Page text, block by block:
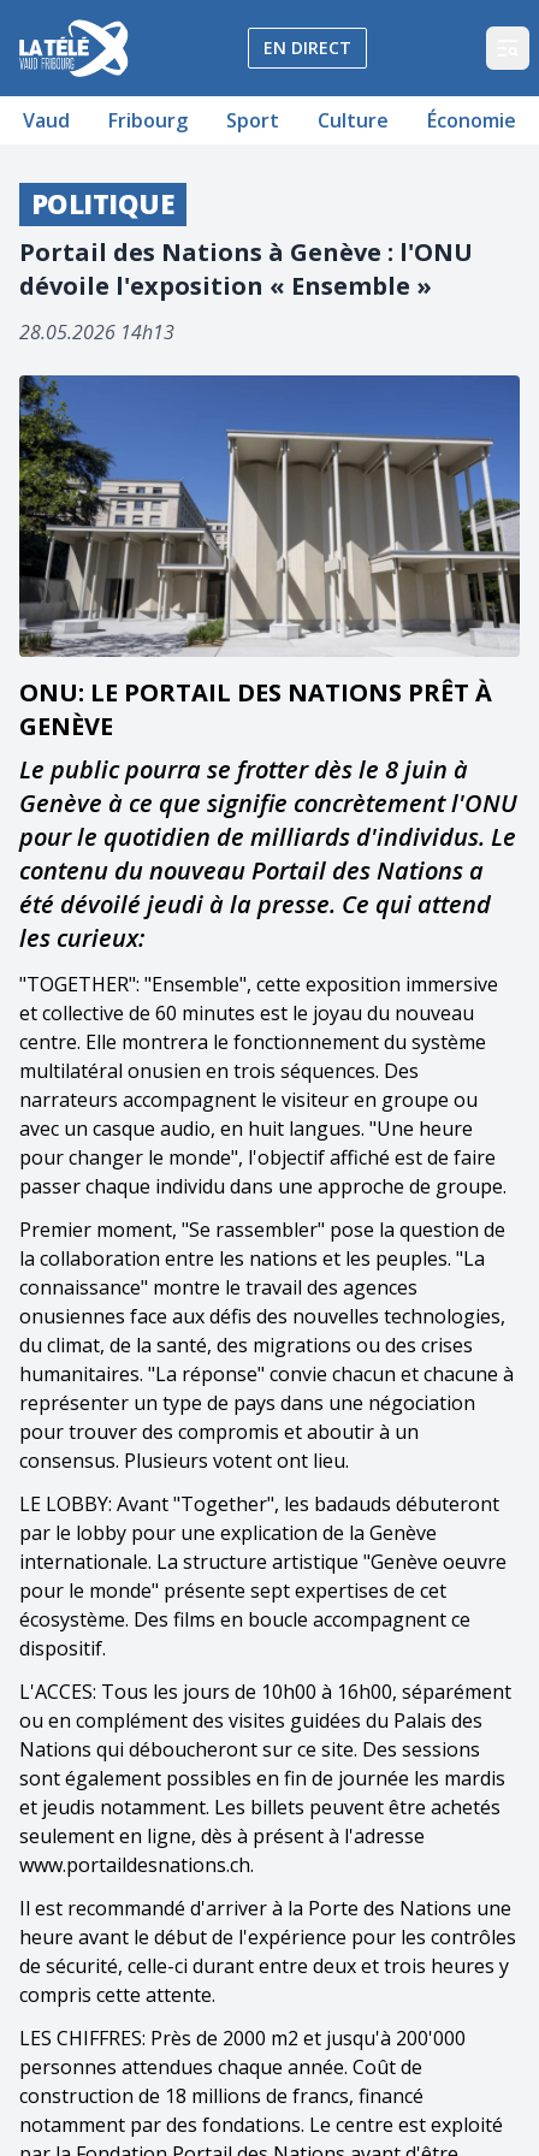
La Télé - Télévision régionale Vaud et Fribourg
EN DIRECT
Vaud Fribourg Sport Culture Économie
POLITIQUE
Portail des Nations à Genève : l'ONU
dévoile l'exposition « Ensemble »
28.05.2026 14h13
ONU: LE PORTAIL DES NATIONS PRÊT À
GENÈVE
Le public pourra se frotter dès le 8 juin à
Genève à ce que signifie concrètement l'ONU
pour le quotidien de milliards d'individus. Le
contenu du nouveau Portail des Nations a
été dévoilé jeudi à la presse. Ce qui attend
les curieux:
"TOGETHER": "Ensemble", cette exposition immersive
et collective de 60 minutes est le joyau du nouveau
centre. Elle montrera le fonctionnement du système
multilatéral onusien en trois séquences. Des
narrateurs accompagnent le visiteur en groupe ou
avec un casque audio, en huit langues. "Une heure
pour changer le monde", l'objectif affiché est de faire
passer chaque individu dans une approche de groupe.
Premier moment, "Se rassembler" pose la question de
la collaboration entre les nations et les peuples. "La
connaissance" montre le travail des agences
onusiennes face aux défis des nouvelles technologies,
du climat, de la santé, des migrations ou des crises
humanitaires. "La réponse" convie chacun et chacune à
représenter un type de pays dans une négociation
pour trouver des compromis et aboutir à un
consensus. Plusieurs votent ont lieu.
LE LOBBY: Avant "Together", les badauds débuteront
par le lobby pour une explication de la Genève
internationale. La structure artistique "Genève oeuvre
pour le monde" présente sept expertises de cet
écosystème. Des films en boucle accompagnent ce
dispositif.
L'ACCES: Tous les jours de 10h00 à 16h00, séparément
ou en complément des visites guidées du Palais des
Nations qui déboucheront sur ce site. Des sessions
sont également possibles en fin de journée les mardis
et jeudis notamment. Les billets peuvent être achetés
seulement en ligne, dès à présent à l'adresse
www.portaildesnations.ch.
Il est recommandé d'arriver à la Porte des Nations une
heure avant le début de l'expérience pour les contrôles
de sécurité, celle-ci durant entre deux et trois heures y
compris cette attente.
LES CHIFFRES: Près de 2000 m2 et jusqu'à 200'000
personnes attendues chaque année. Coût de
construction de 18 millions de francs, financé
notamment par des fondations. Le centre est exploité